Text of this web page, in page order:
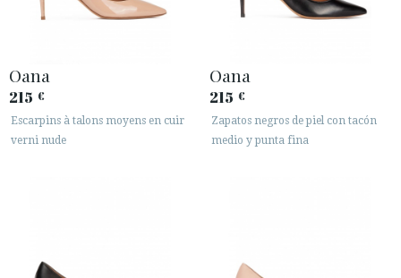
ACCÈS À MA COMMANDE
· SERVICE CLIENT
Oana
215 €
Escarpins à talons moyens en cuir
verni nude
Oana
215 €
Zapatos negros de piel con tacón
medio y punta fina